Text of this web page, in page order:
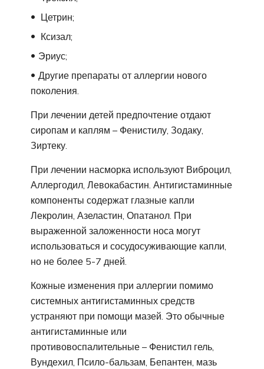
Цетрин;
Ксизал;
Эриус;
Другие препараты от аллергии нового
поколения.
При лечении детей предпочтение отдают
сиропам и каплям – Фенистилу, Зодаку,
Зиртеку.
При лечении насморка используют Виброцил,
Аллергодил, Левокабастин. Антигистаминные
компоненты содержат глазные капли
Лекролин, Азеластин, Опатанол. При
выраженной заложенности носа могут
использоваться и сосудосуживающие капли,
но не более 5-7 дней.
Кожные изменения при аллергии помимо
системных антигистаминных средств
устраняют при помощи мазей. Это обычные
антигистаминные или
противовоспалительные – Фенистил гель,
Вундехил, Псило-бальзам, Бепантен, мазь